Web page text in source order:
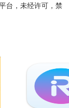
台，未经许可，禁